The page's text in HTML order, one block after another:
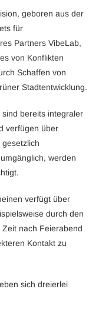
geboren aus der
für
Partners VibeLab,
von Konflikten
Schaffen von
Stadtentwicklung.
bereits integraler
verfügen über
werden
verfügt über
durch den
nach Feierabend
Kontakt zu
sich dreierlei